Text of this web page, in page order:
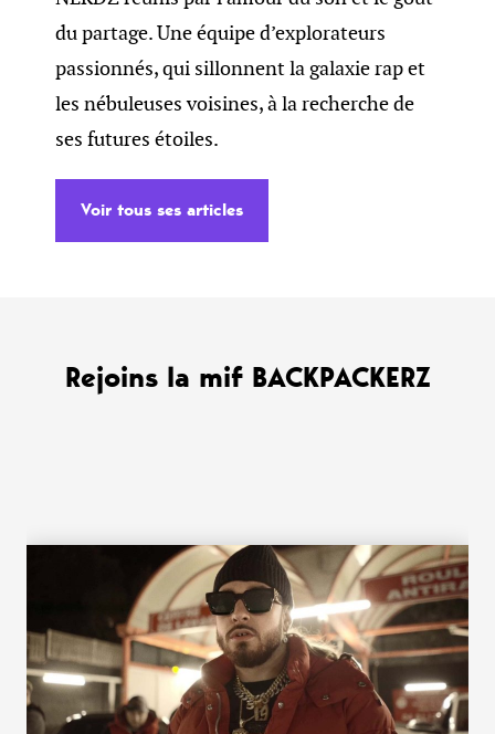
du partage. Une équipe d’explorateurs
passionnés, qui sillonnent la galaxie rap et
les nébuleuses voisines, à la recherche de
ses futures étoiles.
Voir tous ses articles
Rejoins la mif BACKPACKERZ
WANT MORE ?